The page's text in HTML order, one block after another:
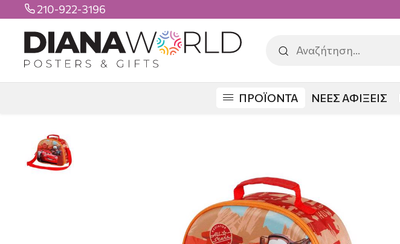
 210-922-3196
ΠΡΟΪΟΝΤΑ ΝΕΕΣ ΑΦΙΞΕΙΣ